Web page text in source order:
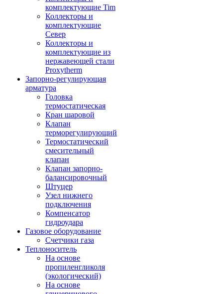
комплектующие Tim
Коллекторы и
комплектующие
Север
Коллекторы и
комплектующие из
нержавеющей стали
Proxytherm
Запорно-регулирующая
арматура
Головка
термостатическая
Кран шаровой
Клапан
терморегулирующий
Термостатический
смесительный
клапан
Клапан запорно-
балансировочный
Штуцер
Узел нижнего
подключения
Компенсатор
гидроудара
Газовое оборудование
Счетчики газа
Теплоноситель
На основе
пропиленгликоля
(экологический)
На основе